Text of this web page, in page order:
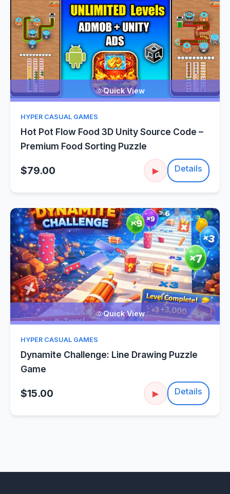
Quick View
HYPER CASUAL GAMES
Hot Pot Flow Food 3D Unity Source Code –
Premium Food Sorting Puzzle
$79.00 ▶ Details
Quick View
HYPER CASUAL GAMES
Dynamite Challenge: Line Drawing Puzzle
Game
$15.00 ▶ Details